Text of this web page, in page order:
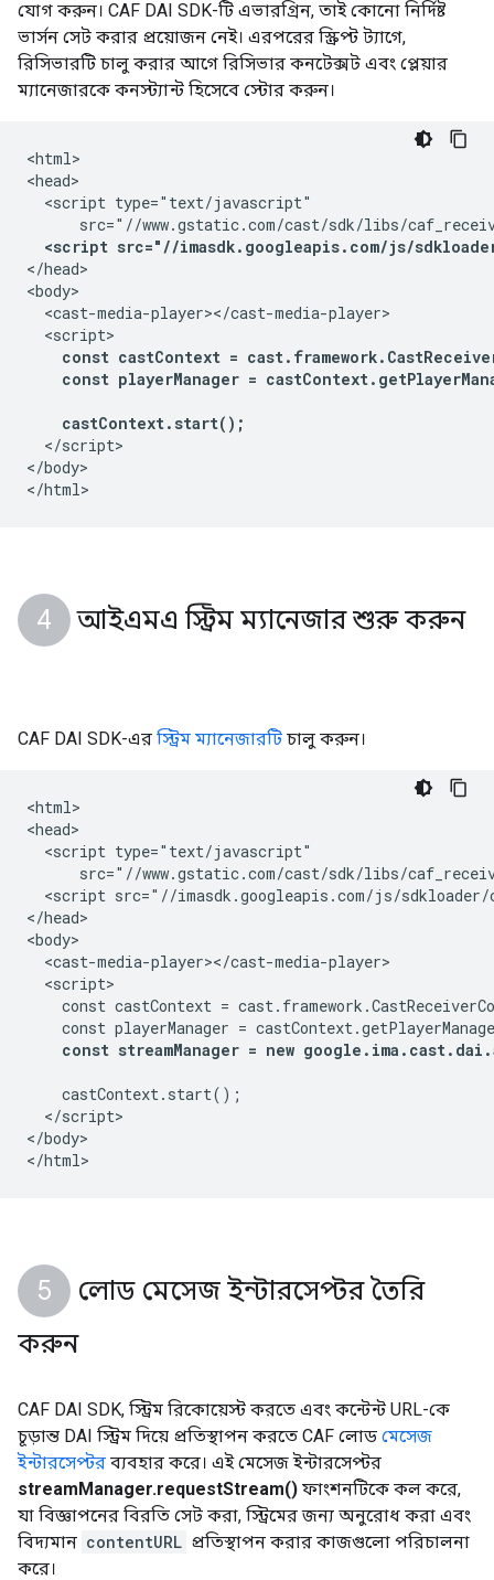
যোগ করুন। CAF DAI SDK-টি এভারগ্রিন, তাই কোনো নির্দিষ্ট
ভার্সন সেট করার প্রয়োজন নেই। এরপরের স্ক্রিপ্ট ট্যাগে,
রিসিভারটি চালু করার আগে রিসিভার কনটেক্সট এবং প্লেয়ার
ম্যানেজারকে কনস্ট্যান্ট হিসেবে স্টোর করুন।
<html>
<head>
  <script type="text/javascript"
src="//www.gstatic.com/cast/sdk/libs/
<script src="//imasdk.googleapis.com/js/
</head>
<body>
  <cast-media-player></cast-media-player>
  <script>
const castContext =
const playerManager =
    castContext.start();
  </script>
</body>
আইএমএ স্ট্রিম ম্যানেজার শুরু করুন
CAF DAI SDK-এর স্ট্রিম ম্যানেজারটি চালু করুন।
<html>
<head>
  <script type="text/javascript"
src="//www.gstatic.com/cast/sdk/libs/
<script src="//imasdk.googleapis.com/js/
</head>
<body>
  <cast-media-player></cast-media-player>
  <script>
const castContext =
const playerManager =
const streamManager = new
    castContext.start();
  </script>
</body>
লোড মেসেজ ইন্টারসেপ্টর তৈরি
করুন
CAF DAI SDK, স্ট্রিম রিকোয়েস্ট করতে এবং কন্টেন্ট URL-কে
চূড়ান্ত DAI স্ট্রিম দিয়ে প্রতিস্থাপন করতে CAF লোড মেসেজ
ইন্টারসেপ্টর ব্যবহার করে। এই মেসেজ ইন্টারসেপ্টর
streamManager.requestStream() ফাংশনটিকে কল করে,
যা বিজ্ঞাপনের বিরতি সেট করা, স্ট্রিমের জন্য অনুরোধ করা এবং
বিদ্যমান contentURL প্রতিস্থাপন করার কাজগুলো পরিচালনা
করে।